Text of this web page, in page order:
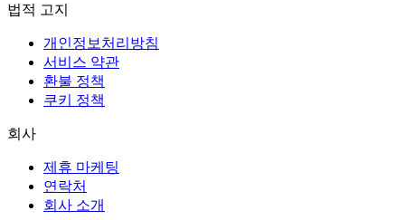
법적 고지
개인정보처리방침
서비스 약관
환불 정책
쿠키 정책
회사
제휴 마케팅
연락처
회사 소개